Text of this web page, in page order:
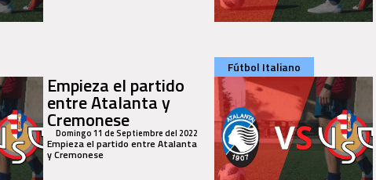
Empieza el partido
entre Atalanta y
Cremonese
Domingo 11 de Septiembre del 2022
Empieza el partido entre Atalanta
y Cremonese
Fútbol Italiano